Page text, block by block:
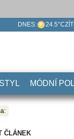
DNES: 24.5°C
MÓDNÍ
ČLÁNEK